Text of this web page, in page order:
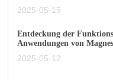
2025-05-15
Entdeckung der
Anwendungen von
2025-05-12